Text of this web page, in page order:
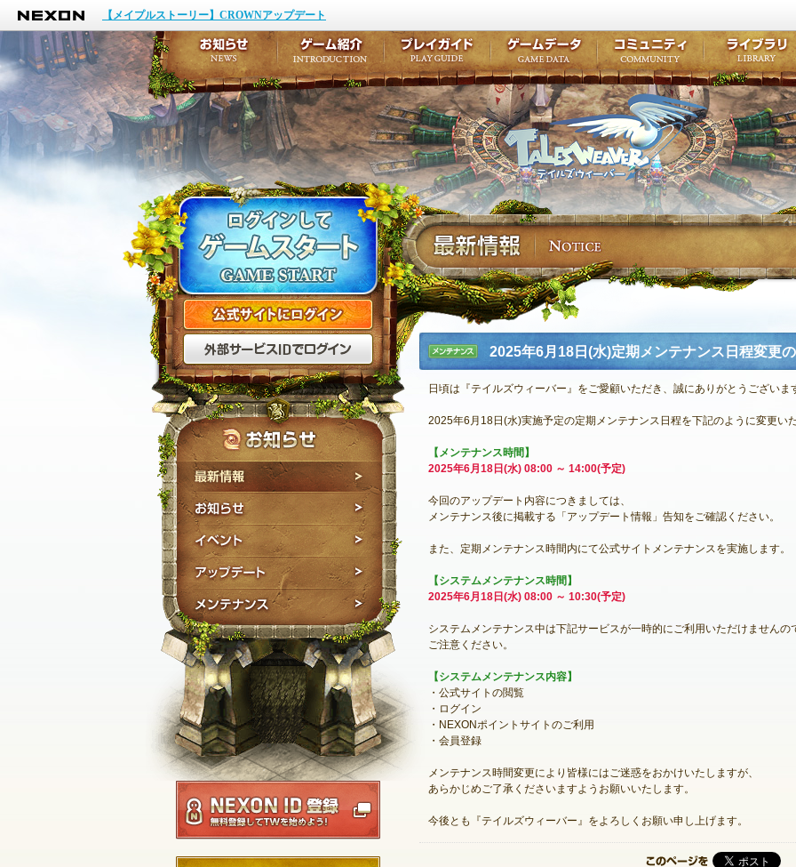
NEXON
【メイプルストーリー】CROWNアップデート
テイルズ
公式サイトにログイン
外部サービスIDでログイン
最新情報
お知らせ
メンテナンス
NEXON ID登録
メンテナ
ンス
2025年6月18日(水)定期メンテナンス日程変更
日頃は『テイルズウィーバー』をご愛顧いただき、誠にありがとうございま
2025年6月18日(水)実施予定の定期メンテナンス日程を下記のように変更いた
【メンテナンス時間】
2025年6月18日(水) 08:00 ～ 14:00(予定)
今回のアップデート内容につきましては、
メンテナンス後に掲載する「アップデート情報」告知をご確認ください。
また、定期メンテナンス時間内にて公式サイトメンテナンスを実施します。
【システムメンテナンス時間】
2025年6月18日(水) 08:00 ～ 10:30(予定)
システムメンテナンス中は下記サービスが一時的にご利用いただけませんの
ご注意ください。
【システムメンテナンス内容】
・公式サイトの閲覧
・ログイン
・NEXONポイントサイトのご利用
・会員登録
メンテナンス時間変更により皆様にはご迷惑をおかけいたしますが、
あらかじめご了承くださいますようお願いいたします。
今後とも『テイルズウィーバー』をよろしくお願い申し上げます。
お知らせ
イベント
アップデート
メンテナンス
ゲーム紹介
ここだけは知っておこうプレイガイド
ワープポイント
ゲームデータ
ルーンスキル
コミュニティ
コミュニテ